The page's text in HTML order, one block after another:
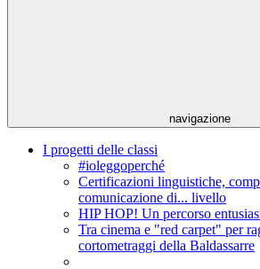
navigazione
I progetti delle classi
#ioleggoperché
Certificazioni linguistiche,
comunicazione di... livello
HIP HOP! Un percorso
Tra cinema e "red carpet" per
cortometraggi della Baldassarre